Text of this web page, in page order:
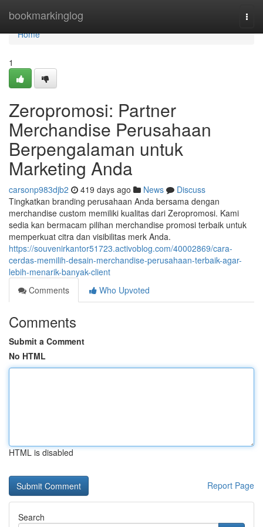
bookmarkinglog
Home
Home
1
Zeropromosi: Partner
Merchandise Perusahaan
Berpengalaman untuk
Marketing Anda
carsonp983djb2 419 days ago News
Discuss
Tingkatkan branding perusahaan Anda bersama dengan
merchandise custom memiliki kualitas dari Zeropromosi. Kami
sedia kan bermacam pilihan merchandise promosi terbaik untuk
memperkuat citra dan visibilitas merk Anda.
https://souvenirkantor51723.activoblog.com/40002869/cara-
cerdas-memilih-desain-merchandise-perusahaan-terbaik-agar-
lebih-menarik-banyak-client
Comments
Who Upvoted
Comments
Submit a Comment
No HTML
HTML is disabled
Report Page
Search